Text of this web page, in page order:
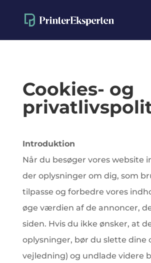
Cookies- og
Introduktion
Når du besøger vores website
der oplysninger om dig, som
tilpasse og forbedre vores
øge værdien af de annoncer,
siden. Hvis du ikke ønsker, at
oplysninger, bør du slette dine
vejledning) og undlade videre